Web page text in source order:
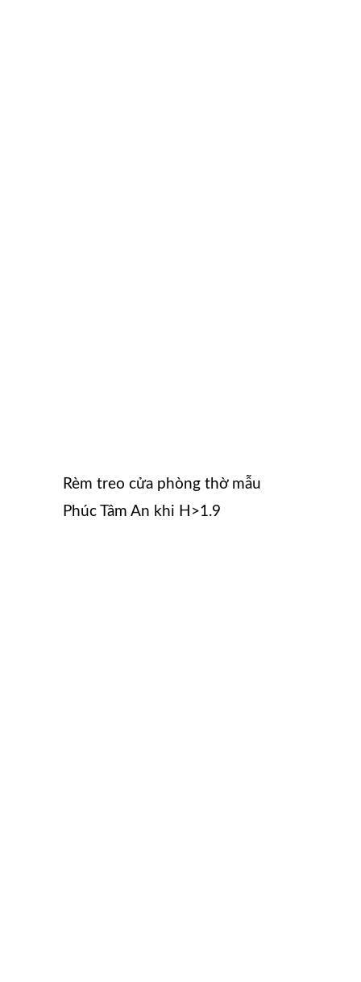
Rèm treo cửa phòng thờ mẫu
Phúc Tâm An khi H>1.9